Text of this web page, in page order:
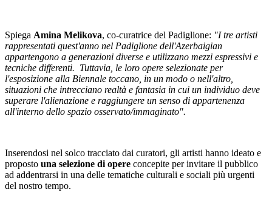
Spiega Amina Melikova, co-curatrice del Padiglione: "I tre artisti
rappresentati quest'anno nel Padiglione dell'Azerbaigian
appartengono a generazioni diverse e utilizzano mezzi espressivi e
tecniche differenti. Tuttavia, le loro opere selezionate per
l'esposizione alla Biennale toccano, in un modo o nell'altro,
situazioni che intrecciano realtà e fantasia in cui un individuo deve
superare l'alienazione e raggiungere un senso di appartenenza
all'interno dello spazio osservato/immaginato".
Inserendosi nel solco tracciato dai curatori, gli artisti hanno ideato e
proposto una selezione di opere concepite per invitare il pubblico
ad addentrarsi in una delle tematiche culturali e sociali più urgenti
del nostro tempo.